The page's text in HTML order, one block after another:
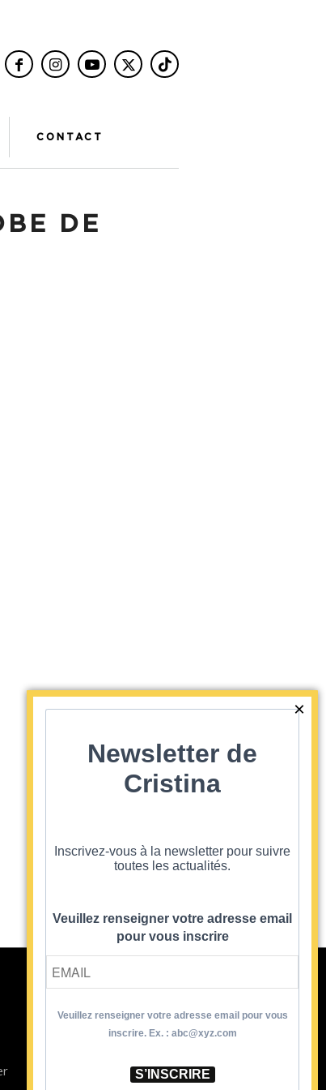
CONTACT
DE
Newsletter de
Cristina
Inscrivez-vous à la newsletter pour suivre
toutes les actualités.
Veuillez renseigner votre adresse email
pour vous inscrire
Veuillez renseigner votre adresse email pour vous
inscrire. Ex. : abc@xyz.com
S’INSCRIRE